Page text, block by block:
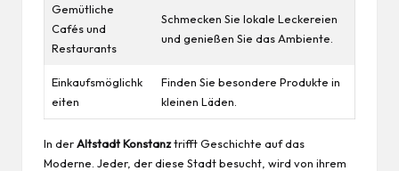
Gemütliche
Cafés und
Restaurants
Schmecken Sie lokale Leckereien
und genießen Sie das Ambiente.
Einkaufsmöglichk
eiten
Finden Sie besondere Produkte in
kleinen Läden.
In derAltstadt Konstanztrifft Geschichte auf das
Moderne. Jeder, der diese Stadt besucht, wird von ihrem